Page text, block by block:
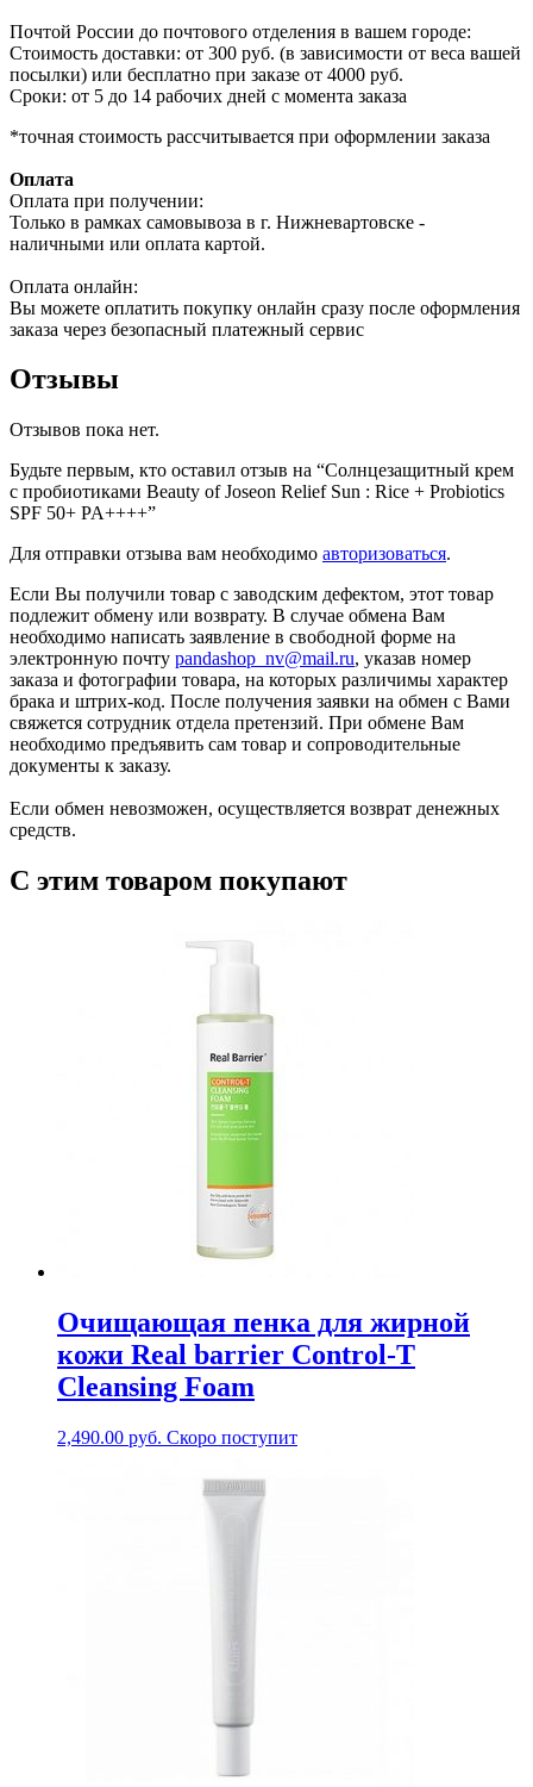
Почтой России до почтового отделения в вашем городе:
Стоимость доставки: от 300 руб. (в зависимости от веса вашей
посылки) или бесплатно при заказе от 4000 руб.
Сроки: от 5 до 14 рабочих дней с момента заказа
*точная стоимость рассчитывается при оформлении заказа
Оплата
Оплата при получении:
Только в рамках самовывоза в г. Нижневартовске -
наличными или оплата картой.
Оплата онлайн:
Вы можете оплатить покупку онлайн сразу после оформления
заказа через безопасный платежный сервис
Отзывы
Отзывов пока нет.
Будьте первым, кто оставил отзыв на “Солнцезащитный крем
с пробиотиками Beauty of Joseon Relief Sun : Rice + Probiotics
SPF 50+ PA++++”
Для отправки отзыва вам необходимо авторизоваться.
Если Вы получили товар с заводским дефектом, этот товар
подлежит обмену или возврату. В случае обмена Вам
необходимо написать заявление в свободной форме на
электронную почту pandashop_nv@mail.ru, указав номер
заказа и фотографии товара, на которых различимы характер
брака и штрих-код. После получения заявки на обмен с Вами
свяжется сотрудник отдела претензий. При обмене Вам
необходимо предъявить сам товар и сопроводительные
документы к заказу.
Если обмен невозможен, осуществляется возврат денежных
средств.
С этим товаром покупают
Очищающая пенка для жирной
кожи Real barrier Control-T
Cleansing Foam
2,490.00 руб. Скоро поступит